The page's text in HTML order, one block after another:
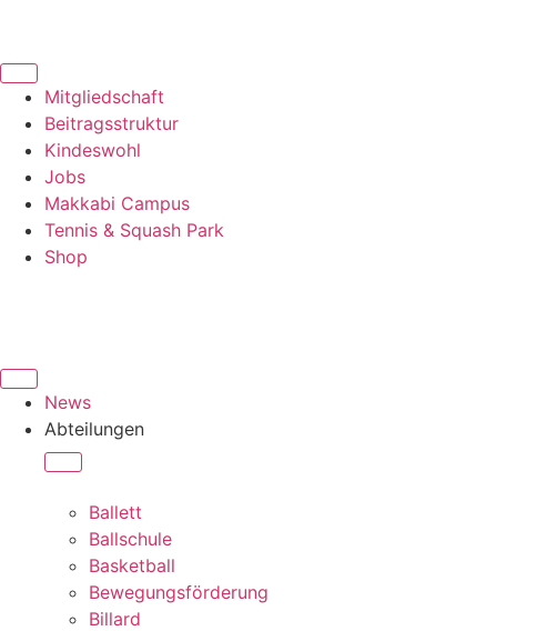
Mitgliedschaft
Beitragsstruktur
Kindeswohl
Jobs
Makkabi Campus
Tennis & Squash Park
Shop
News
Abteilungen
Ballett
Ballschule
Basketball
Bewegungsförderung
Billard